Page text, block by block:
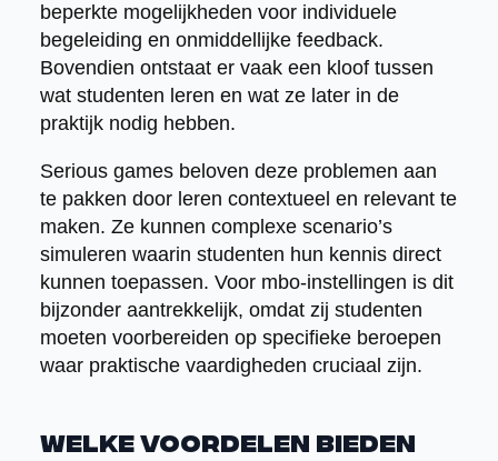
beperkte mogelijkheden voor individuele
begeleiding en onmiddellijke feedback.
Bovendien ontstaat er vaak een kloof tussen
wat studenten leren en wat ze later in de
praktijk nodig hebben.
Serious games beloven deze problemen aan
te pakken door leren contextueel en relevant te
maken. Ze kunnen complexe scenario’s
simuleren waarin studenten hun kennis direct
kunnen toepassen. Voor mbo-instellingen is dit
bijzonder aantrekkelijk, omdat zij studenten
moeten voorbereiden op specifieke beroepen
waar praktische vaardigheden cruciaal zijn.
Welke voordelen bieden